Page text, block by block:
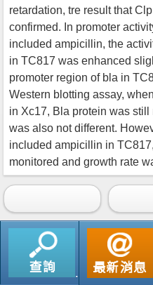
retardation, tre result that
confirmed. In promoter
included ampicillin, the
in TC817 was enhanced
promoter region of bla in
Western blotting assay,
in Xc17, Bla protein was
was also not different.
included ampicillin in
monitored and growth rate